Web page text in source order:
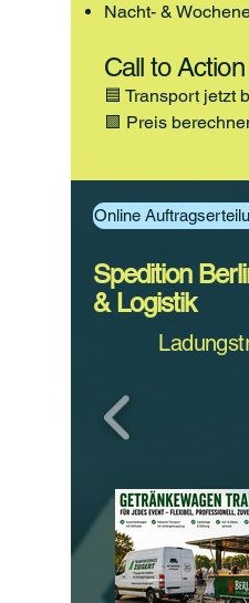
Nacht- &
Call to Action
🟦 Transport jetzt
🟩 Preis
Online
Spedition
& Logistik